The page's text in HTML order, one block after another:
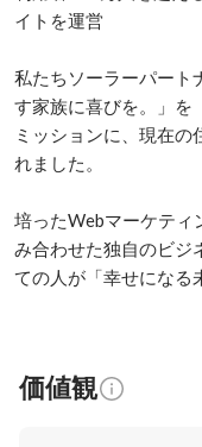
イトを運営
私たちソーラーパート
す家族に喜びを。」を
ミッションに、現在の
れました。
培ったWebマーケティ
み合わせた独自のビジ
ての人が「幸せになる
価値観